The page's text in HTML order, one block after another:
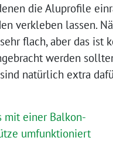
die Aluprofile
verkleben lassen.
flach, aber das ist
werden
natürlich extra